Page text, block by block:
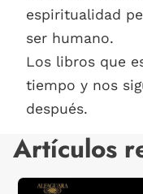
espiritualidad
ser humano.
Los libros que
tiempo y nos
después.
Artículos